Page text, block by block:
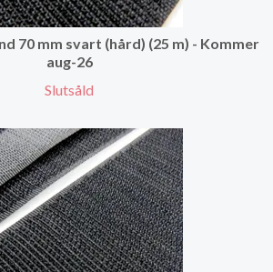
70 mm svart (hård) (25 m) - Kommer
aug-26
Slutsåld